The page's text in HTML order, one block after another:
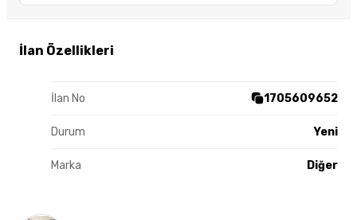
İlan Özellikleri
İlan No 1705609652
Durum Yeni
Marka Diğer